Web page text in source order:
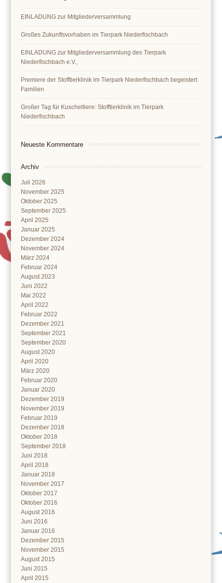
EINLADUNG zur Mitgliederversammlung
Großes Zukunftsvorhaben im Tierpark Niederfischbach
EINLADUNG zur Mitgliederversammlung des Tierpark
Niederfischbach e.V.,
Premiere der Stofftierklinik im Tierpark Niederfischbach begeistert
Familien
Großer Tag für Kuscheltiere: Stofftierklinik im Tierpark
Niederfischbach
Neueste Kommentare
Archiv
Juli 2026
November 2025
Oktober 2025
September 2025
April 2025
Januar 2025
Dezember 2024
November 2024
März 2024
Februar 2024
August 2023
Juni 2022
Mai 2022
April 2022
Februar 2022
Dezember 2021
September 2021
September 2020
August 2020
April 2020
März 2020
Februar 2020
Januar 2020
Dezember 2019
November 2019
Februar 2019
Dezember 2018
Oktober 2018
September 2018
Juni 2018
April 2018
Januar 2018
November 2017
Oktober 2017
Oktober 2016
August 2016
Juni 2016
Januar 2016
Dezember 2015
November 2015
August 2015
Juni 2015
April 2015